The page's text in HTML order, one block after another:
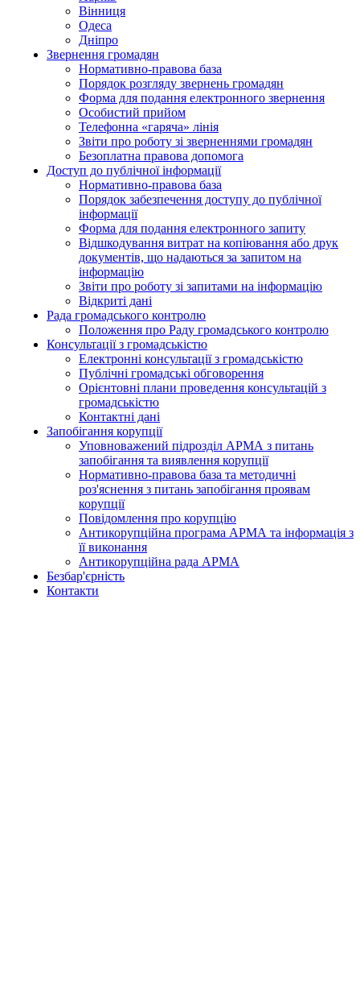
Вінниця
Одеса
Дніпро
Звернення громадян
Нормативно-правова база
Порядок розгляду звернень громадян
Форма для подання електронного звернення
Особистий прийом
Телефонна «гаряча» лінія
Звіти про роботу зі зверненнями громадян
Безоплатна правова допомога
Доступ до публічної інформації
Нормативно-правова база
Порядок забезпечення доступу до публічної
інформації
Форма для подання електронного запиту
Відшкодування витрат на копіювання або друк
документів, що надаються за запитом на
інформацію
Звіти про роботу зі запитами на інформацію
Відкриті дані
Рада громадського контролю
Положення про Раду громадського контролю
Консультації з громадськістю
Електронні консультації з громадськістю
Публічні громадські обговорення
Орієнтовні плани проведення консультацій з
громадськістю
Контактні дані
Запобігання корупції
Уповноважений підрозділ АРМА з питань
запобігання та виявлення корупції
Нормативно-правова база та методичні
роз'яснення з питань запобігання проявам
корупції
Повідомлення про корупцію
Антикорупційна програма АРМА та інформація з
її виконання
Антикорупційна рада АРМА
Безбар'єрність
Контакти